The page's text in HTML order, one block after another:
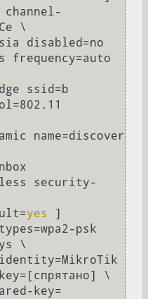
channel-
\
frequency=auto
name=discover
security-
yes
]
psk
\
\